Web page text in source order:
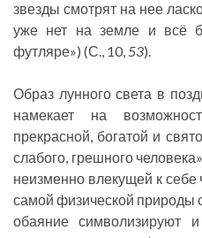
звезды смотрят на нее
уже нет на земле и всё
футляре») (С., 10,53).
Образ лунного света в
намекает на
прекрасной, богатой и
слабого, грешного
неизменно влекущей к себе
самой физической природы
обаяние символизируют